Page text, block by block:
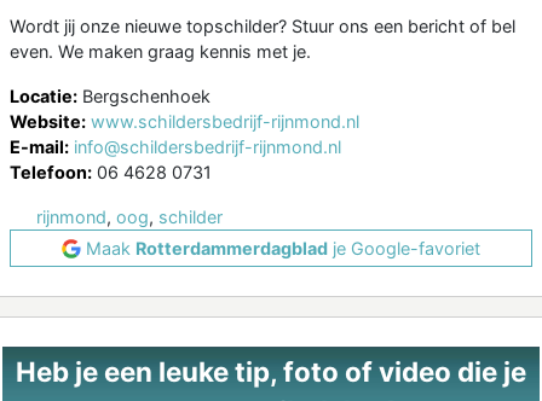
Wordt jij onze nieuwe topschilder? Stuur ons een bericht of bel
even. We maken graag kennis met je.
Locatie: Bergschenhoek
Website: www.schildersbedrijf-rijnmond.nl
E-mail: info@schildersbedrijf-rijnmond.nl
Telefoon: 06 4628 0731
rijnmond, oog, schilder
Maak Rotterdammerdagblad je Google-favoriet
Heb je een leuke tip, foto of video die je